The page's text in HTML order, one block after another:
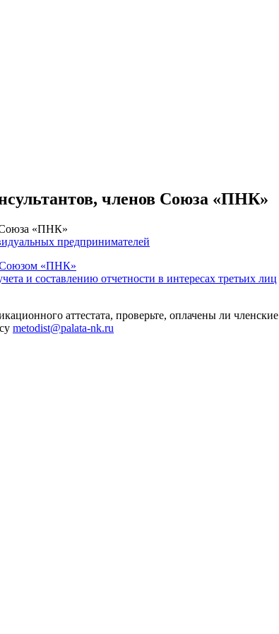
членов Союза «ПНК»
Союза «ПНК»
предпринимателей
Союзом «ПНК»
и составлению отчетности в интересах третьих лиц
аттестата, проверьте, оплачены ли
metodist@palata-nk.ru